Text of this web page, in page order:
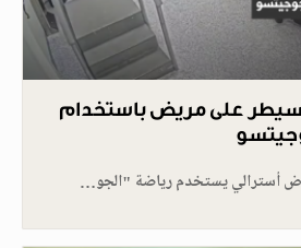
على مريض باستخدام
أسترالي يستخدم رياضة "الجو…